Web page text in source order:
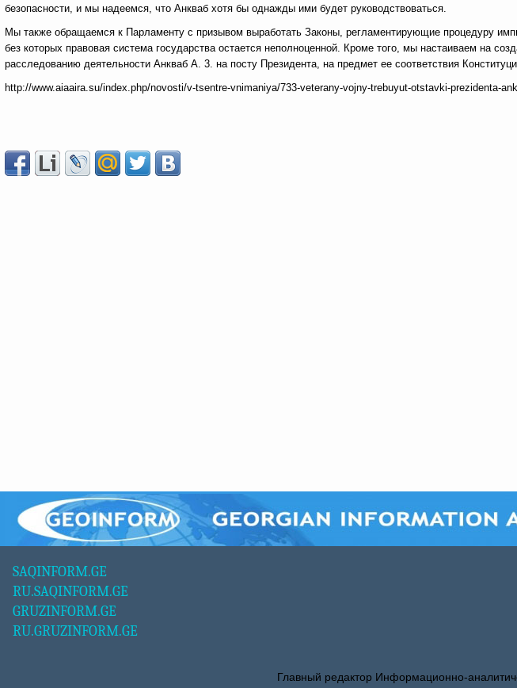
безопасности, и мы надеемся, что Анкваб хотя бы однажды ими будет руководствоваться.
Мы также обращаемся к Парламенту с призывом выработать Законы, регламентирующие процедуру
без которых правовая система государства остается неполноценной. Кроме того, мы настаиваем на
расследованию деятельности Анкваб А. 3. на посту Президента, на предмет ее соответствия
http://www.aiaaira.su/index.php/novosti/v-tsentre-vnimaniya/733-veterany-vojny-trebuyut-otstavki-prezidenta-
SAQINFORM.GE
RU.SAQINFORM.GE
GRUZINFORM.GE
RU.GRUZINFORM.GE
Главный редактор Информационно-